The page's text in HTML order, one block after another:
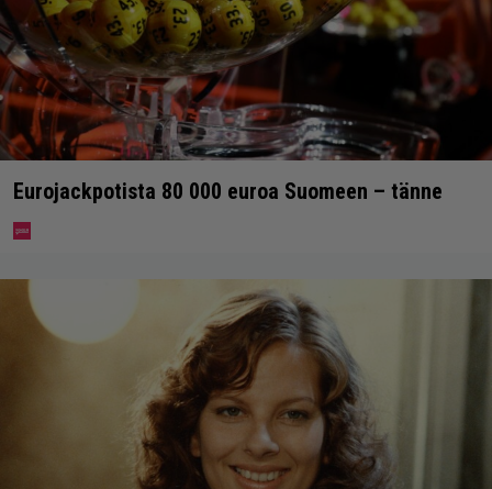
Eurojackpotista 80 000 euroa Suomeen – tänne